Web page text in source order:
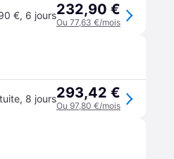
€, 6 jours232,90 €
Ou 77,63 €/mois
, 8 jours293,42 €
Ou 97,80 €/mois